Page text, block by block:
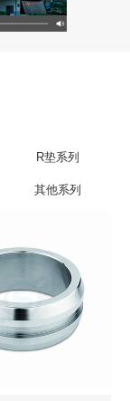
R垫系列
其他系列